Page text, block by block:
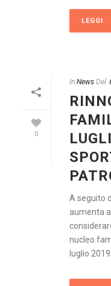
LEGGI
0
In News Del
A seguito
aumenta
nucleo
luglio 2019